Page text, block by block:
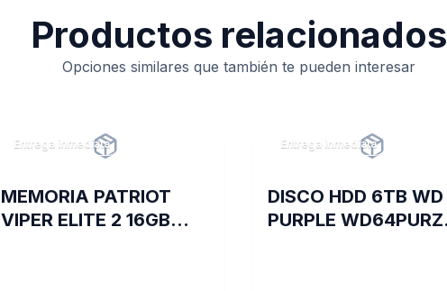
Productos relacionados
Opciones similares que también te pueden interesar
Entrega inmediata
MEMORIA PATRIOT
VIPER ELITE 2 16GB
Entrega inmediata
DISCO HDD 6TB WD
PURPLE WD64PURZ